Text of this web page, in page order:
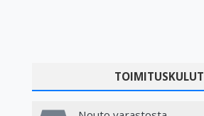
TOIMITUSKULUT